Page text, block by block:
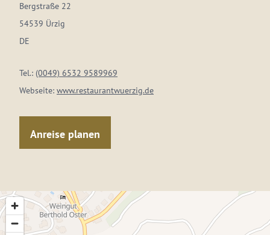
Bergstraße 22
54539 Ürzig
DE
Tel.: (0049) 6532 9589969
Webseite: www.restaurantwuerzig.de
Anreise planen